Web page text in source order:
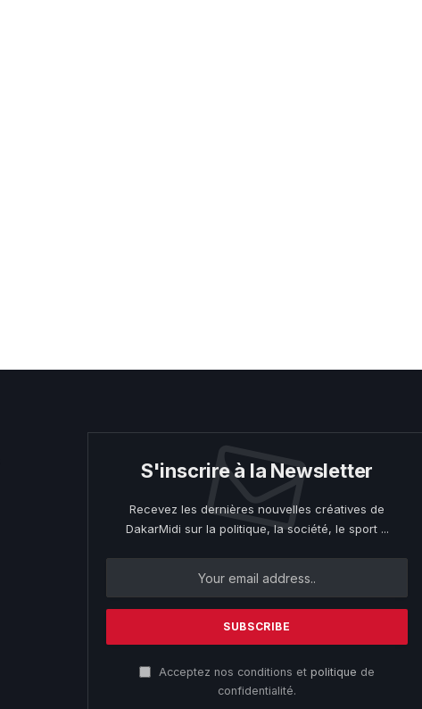
S'inscrire à la Newsletter
Recevez les dernières nouvelles créatives de
DakarMidi sur la politique, la société, le sport ...
Acceptez nos conditions et politique de
confidentialité.